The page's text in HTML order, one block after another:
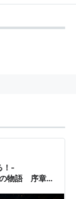
！-
物語 序章そ